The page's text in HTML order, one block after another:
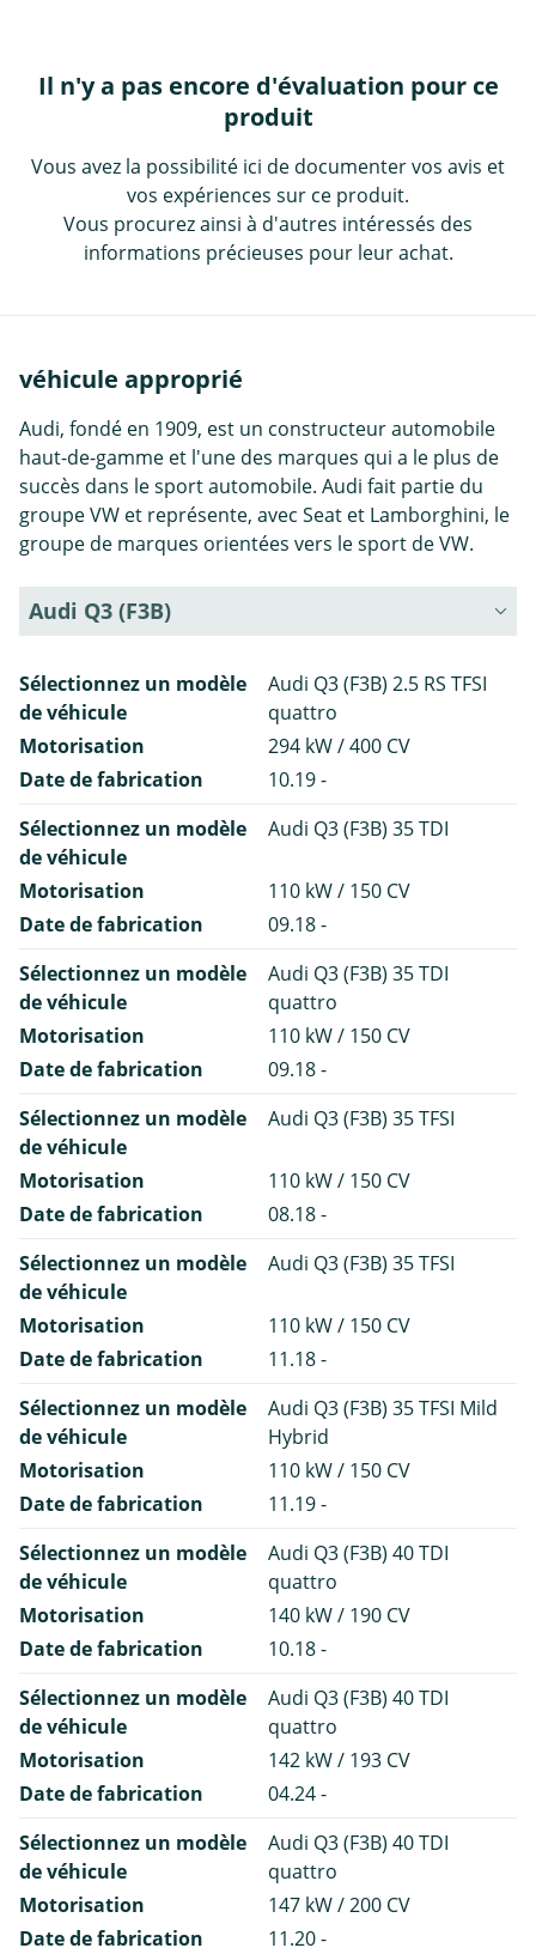
Il n'y a pas encore d'évaluation pour ce
produit
Vous avez la possibilité ici de documenter vos avis et
vos expériences sur ce produit.
Vous procurez ainsi à d'autres intéressés des
informations précieuses pour leur achat.
véhicule approprié
Audi, fondé en 1909, est un constructeur automobile
haut-de-gamme et l'une des marques qui a le plus de
succès dans le sport automobile. Audi fait partie du
groupe VW et représente, avec Seat et Lamborghini, le
groupe de marques orientées vers le sport de VW.
Audi Q3 (F3B)
Sélectionnez un modèle
de véhicule
Audi Q3 (F3B) 2.5 RS TFSI
quattro
Motorisation
294 kW / 400 CV
Date de fabrication
10.19 -
Sélectionnez un modèle
de véhicule
Audi Q3 (F3B) 35 TDI
Motorisation
110 kW / 150 CV
Date de fabrication
09.18 -
Sélectionnez un modèle
de véhicule
Audi Q3 (F3B) 35 TDI
quattro
Motorisation
110 kW / 150 CV
Date de fabrication
09.18 -
Sélectionnez un modèle
de véhicule
Audi Q3 (F3B) 35 TFSI
Motorisation
110 kW / 150 CV
Date de fabrication
08.18 -
Sélectionnez un modèle
de véhicule
Audi Q3 (F3B) 35 TFSI
Motorisation
110 kW / 150 CV
Date de fabrication
11.18 -
Sélectionnez un modèle
de véhicule
Audi Q3 (F3B) 35 TFSI Mild
Hybrid
Motorisation
110 kW / 150 CV
Date de fabrication
11.19 -
Sélectionnez un modèle
de véhicule
Audi Q3 (F3B) 40 TDI
quattro
Motorisation
140 kW / 190 CV
Date de fabrication
10.18 -
Sélectionnez un modèle
de véhicule
Audi Q3 (F3B) 40 TDI
quattro
Motorisation
142 kW / 193 CV
Date de fabrication
04.24 -
Sélectionnez un modèle
de véhicule
Audi Q3 (F3B) 40 TDI
quattro
Motorisation
147 kW / 200 CV
Date de fabrication
11.20 -